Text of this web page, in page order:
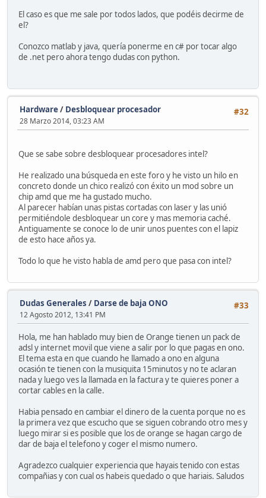
El caso es que me sale por todos lados, que podéis decirme de
el?
Conozco matlab y java, quería ponerme en c# por tocar algo
de .net pero ahora tengo dudas con python.
#32
Hardware/ Desbloquear procesador
28 Marzo 2014, 03:23 AM
Que se sabe sobre desbloquear procesadores intel?
He realizado una búsqueda en este foro y he visto un hilo en
concreto donde un chico realizó con éxito un mod sobre un
chip amd que me ha gustado mucho.
Al parecer habían unas pistas cortadas con laser y las unió
permitiéndole desbloquear un core y mas memoria caché.
Antiguamente se conoce lo de unir unos puentes con el lapiz
de esto hace años ya.
Todo lo que he visto habla de amd pero que pasa con intel?
#33
Dudas Generales / Darse de baja ONO
12 Agosto 2012, 13:41 PM
Hola, me han hablado muy bien de Orange tienen un pack de
adsl y internet movil que viene a salir por lo que pagas en ono.
El tema esta en que cuando he llamado a ono en alguna
ocasión te tienen con la musiquita 15minutos y no te aclaran
nada y luego ves la llamada en la factura y te quieres poner a
cortar cables en la calle.
Habia pensado en cambiar el dinero de la cuenta porque no es
la primera vez que escucho que se siguen cobrando otro mes y
luego mirar si es posible que los de orange se hagan cargo de
dar de baja el telefono y coger el mismo numero.
Agradezco cualquier experiencia que hayais tenido con estas
compañias y con cual os habeis quedado o que hariais. Saludos